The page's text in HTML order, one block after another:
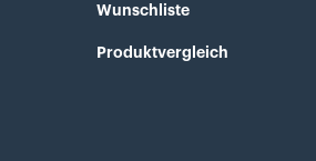
Wunschliste
Produktvergleich